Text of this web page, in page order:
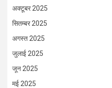
अक्टूबर 2025
सितम्बर 2025
अगस्त 2025
जुलाई 2025
जून 2025
मई 2025